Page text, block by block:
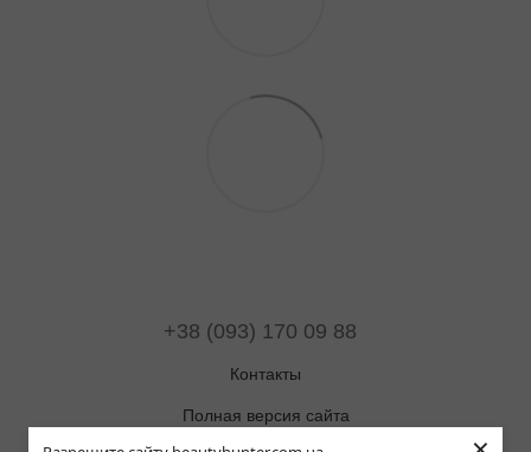
+38 (093) 170 09 88
Контакты
Полная версия сайта